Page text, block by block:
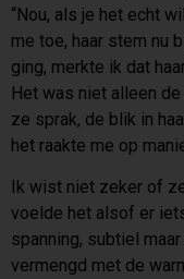
“Nou, als je het echt
me toe, haar stem nu
ging, merkte ik dat
Het was niet alleen
ze sprak, de blik in
het raakte me op
Ik wist niet zeker of
voelde het alsof er
spanning, subtiel
vermengd met de